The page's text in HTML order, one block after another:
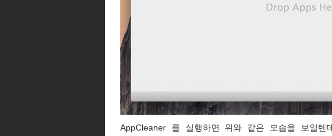
AppCleaner 를 실행하면 위와 같은 모습을 보일텐